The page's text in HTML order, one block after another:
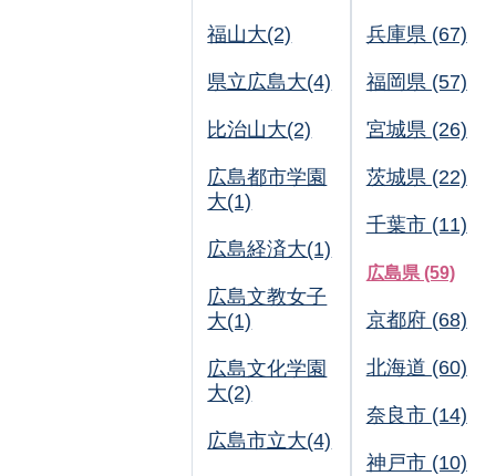
福山大(2)
県立広島大(4)
比治山大(2)
広島都市学園
大(1)
広島経済大(1)
広島文教女子
大(1)
広島文化学園
大(2)
広島市立大(4)
兵庫県 (67)
福岡県 (57)
宮城県 (26)
茨城県 (22)
千葉市 (11)
広島県 (59)
京都府 (68)
北海道 (60)
奈良市 (14)
神戸市 (10)